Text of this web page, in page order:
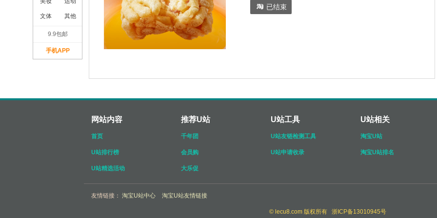
 已结束
网站内容
首页
U站排行榜
U站精选活动
推荐U站
千年团
会员购
大乐促
U站工具
U站友链检测工具
U站申请收录
U站相关
淘宝U站
淘宝U站排名
友情链接： 淘宝U站中心 淘宝U站友情链接
© lecu8.com 版权所有 浙ICP备13010945号
文体 其他
9.9包邮
手机APP